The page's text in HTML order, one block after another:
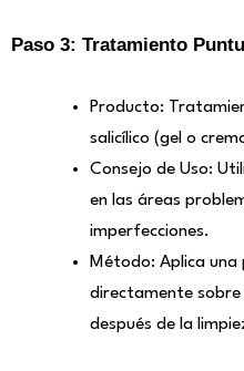
Paso 3: Tratamiento
Producto:
salicílico (gel o
Consejo de Uso:
en las áreas
imperfecciones.
Método: Aplica una
directamente
después de la